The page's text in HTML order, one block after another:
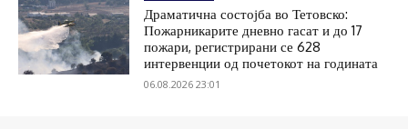
Драматична состојба во Тетовско:
Пожарникарите дневно гасат и до 17
пожари, регистрирани се 628
интервенции од почетокот на годината
06.08.2026 23:01